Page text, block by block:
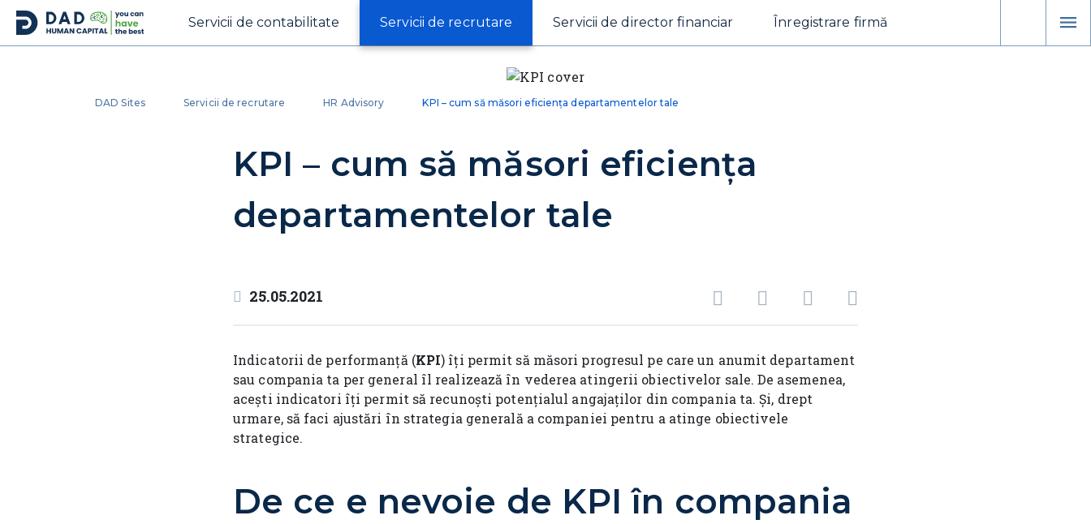
Servicii de contabilitate Servicii de recrutare Servicii de director financiar Înregistrare firmă
DAD Sites Servicii de recrutare HR Advisory KPI – cum să măsori eficiența departamentelor tale
KPI – cum să măsori eficiența
departamentelor tale
25.05.2021
Indicatorii de performanță (KPI) îți permit să măsori progresul pe care un anumit departament
sau compania ta per general îl realizează în vederea atingerii obiectivelor sale. De asemenea,
acești indicatori îți permit să recunoști potențialul angajaților din compania ta. Și, drept
urmare, să faci ajustări în strategia generală a companiei pentru a atinge obiectivele
strategice.
De ce e nevoie de KPI în compania